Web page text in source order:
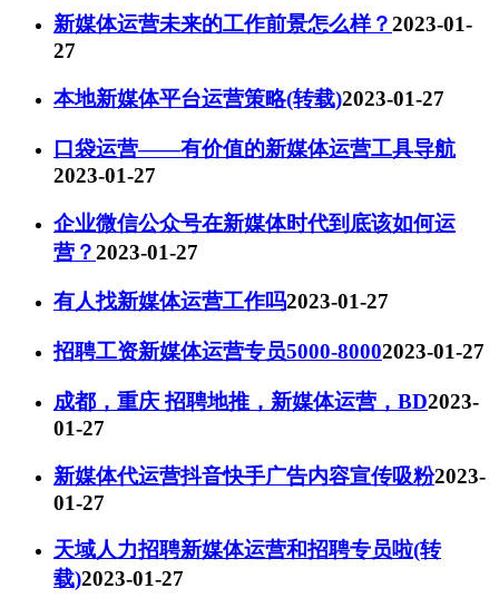
新媒体运营未来的工作前景怎么样？2023-01-
27
本地新媒体平台运营策略(转载)2023-01-27
口袋运营——有价值的新媒体运营工具导航
2023-01-27
企业微信公众号在新媒体时代到底该如何运
营？2023-01-27
有人找新媒体运营工作吗2023-01-27
招聘工资新媒体运营专员5000-80002023-01-27
成都，重庆 招聘地推，新媒体运营，BD2023-
01-27
新媒体代运营抖音快手广告内容宣传吸粉2023-
01-27
天域人力招聘新媒体运营和招聘专员啦(转
载)2023-01-27